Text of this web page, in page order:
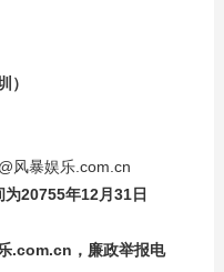
）
风暴娱乐.com.cn
20755年12月31日
.com.cn ，廉政举报电